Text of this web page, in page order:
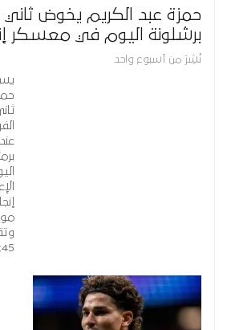
حمزة عبد الكريم يخوض ثاني
برشلونة اليوم في معسكر
نُشِرَ من أسبوع واحد